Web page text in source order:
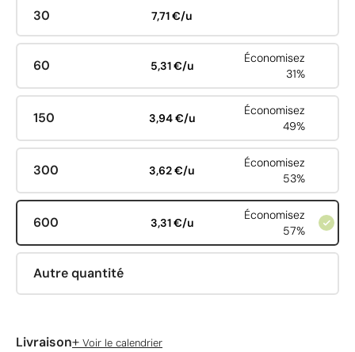
30 7,71 €/u
60 5,31 €/u
Économisez
31%
150 3,94 €/u
Économisez
49%
300 3,62 €/u
Économisez
53%
600 3,31 €/u
Économisez
57%
Autre quantité
Livraison+ Voir le calendrier